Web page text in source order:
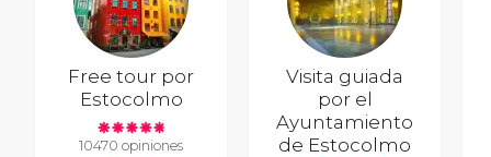
Free tour por
Estocolmo
10470 opiniones
Visita guiada
por el
Ayuntamiento
de Estocolmo